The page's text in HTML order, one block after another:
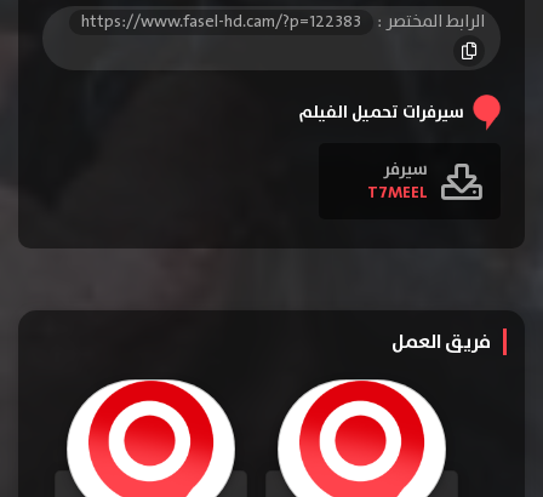
الرابط المختصر :
https://www.fasel-hd.cam/?p=122383
سيرفرات تحميل الفيلم
سيرفر
T7MEEL
فريق العمل